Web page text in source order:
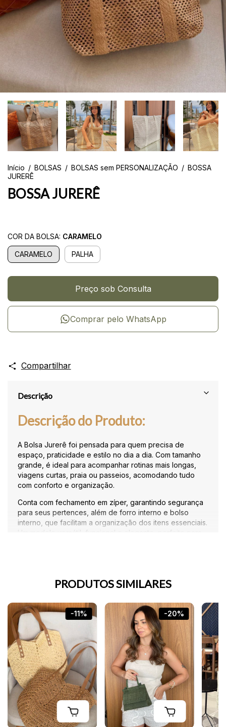
Início / BOLSAS / BOLSAS sem PERSONALIZAÇÃO / BOSSA
JURERÊ
BOSSA JURERÊ
COR DA BOLSA: CARAMELO
CARAMELO PALHA
Comprar pelo WhatsApp
Compartilhar
Descrição
Descrição do Produto:
A Bolsa Jurerê foi pensada para quem precisa de
espaço, praticidade e estilo no dia a dia. Com tamanho
grande, é ideal para acompanhar rotinas mais longas,
viagens curtas, praia ou passeios, acomodando tudo
com conforto e organização.
Conta com fechamento em zíper, garantindo segurança
para seus pertences, além de forro interno e bolso
interno, que facilitam a organização dos itens essenciais.
Um modelo versátil, funcional e elegante, perfeito para
Tamanho grande
Fechamento em ziper
Forro interno
Bolso interno para organização
Espaçosa e funcional
Tamanho: 37x43x15
[reel:https://youtube.com/shorts/AHVApt_iCRc?
feature=share
PRODUTOS SIMILARES
-11% -20%